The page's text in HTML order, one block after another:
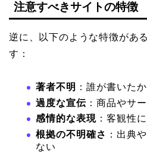
注意すべきサイトの特徴
逆に、以下のような特徴があ
す：
著者不明 ：誰が書いた
過度な宣伝 ：商品やサ
感情的な表現 ：客観性
根拠の不明確さ ：出典
ない